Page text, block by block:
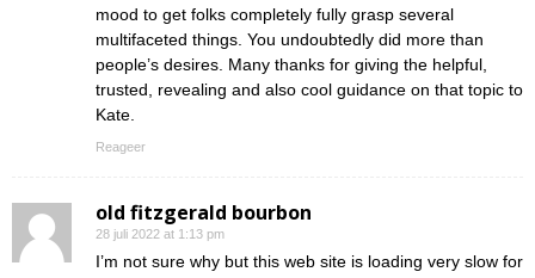
mood to get folks completely fully grasp several
multifaceted things. You undoubtedly did more than
people’s desires. Many thanks for giving the helpful,
trusted, revealing and also cool guidance on that topic to
Kate.
Reageer
old fitzgerald bourbon
28 juli 2022 at 1:13 pm
I’m not sure why but this web site is loading very slow for